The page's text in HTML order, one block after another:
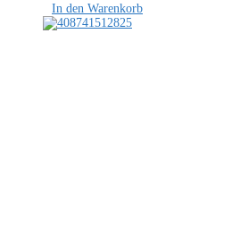
In den Warenkorb